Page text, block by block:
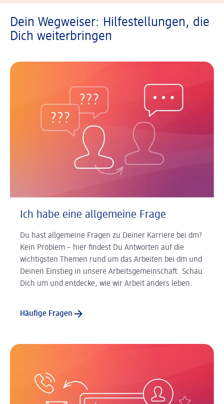
Dein Wegweiser: Hilfestellungen, die
Dich weiterbringen
Ich habe eine allgemeine Frage
Du hast allgemeine Fragen zu Deiner Karriere bei dm?
Kein Problem – hier findest Du Antworten auf die
wichtigsten Themen rund um das Arbeiten bei dm und
Deinen Einstieg in unsere Arbeitsgemeinschaft. Schau
Dich um und entdecke, wie wir Arbeit anders leben.
Häufige Fragen